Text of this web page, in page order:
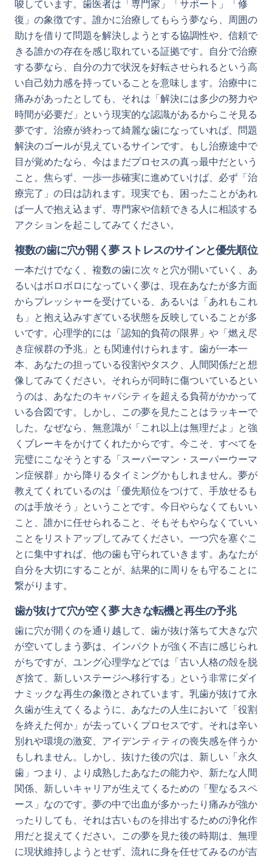
唆しています。歯医者は「専門家」「サポート」「修
復」の象徴です。誰かに治療してもらう夢なら、周囲の
助けを借りて問題を解決しようとする協調性や、信頼で
きる誰かの存在を感じ取れている証拠です。自分で治療
する夢なら、自分の力で状況を好転させられるという高
い自己効力感を持っていることを意味します。治療中に
痛みがあったとしても、それは「解決には多少の努力や
時間が必要だ」という現実的な認識があるからこそ見る
夢です。治療が終わって綺麗な歯になっていれば、問題
解決のゴールが見えているサインです。もし治療途中で
目が覚めたなら、今はまだプロセスの真っ最中だという
こと。焦らず、一歩一歩確実に進めていけば、必ず「治
療完了」の日は訪れます。現実でも、困ったことがあれ
ば一人で抱え込まず、専門家や信頼できる人に相談する
アクションを起こしてみてください。
複数の歯に穴が開く夢 ストレスのサインと優先順位
一本だけでなく、複数の歯に次々と穴が開いていく、あ
るいはボロボロになっていく夢は、現在あなたが多方面
からプレッシャーを受けている、あるいは「あれもこれ
も」と抱え込みすぎている状態を反映していることが多
いです。心理学的には「認知的負荷の限界」や「燃え尽
き症候群の予兆」とも関連付けられます。歯が一本一
本、あなたの担っている役割やタスク、人間関係だと想
像してみてください。それらが同時に傷ついているとい
うのは、あなたのキャパシティを超える負荷がかかって
いる合図です。しかし、この夢を見たことはラッキーで
した。なぜなら、無意識が「これ以上は無理だよ」と強
くブレーキをかけてくれたからです。今こそ、すべてを
完璧にこなそうとする「スーパーマン・スーパーウーマ
ン症候群」から降りるタイミングかもしれません。夢が
教えてくれているのは「優先順位をつけて、手放せるも
のは手放そう」ということです。今日やらなくてもいい
こと、誰かに任せられること、そもそもやらなくていい
ことをリストアップしてみてください。一つ穴を塞ぐこ
とに集中すれば、他の歯も守られていきます。あなたが
自分を大切にすることが、結果的に周りをも守ることに
繋がります。
歯が抜けて穴が空く夢 大きな転機と再生の予兆
歯に穴が開くのを通り越して、歯が抜け落ちて大きな穴
が空いてしまう夢は、インパクトが強く不吉に感じられ
がちですが、ユング心理学などでは「古い人格の殻を脱
ぎ捨て、新しいステージへ移行する」という非常にダイ
ナミックな再生の象徴とされています。乳歯が抜けて永
久歯が生えてくるように、あなたの人生において「役割
を終えた何か」が去っていくプロセスです。それは辛い
別れや環境の激変、アイデンティティの喪失感を伴うか
もしれません。しかし、抜けた後の穴は、新しい「永久
歯」つまり、より成熟したあなたの能力や、新たな人間
関係、新しいキャリアが生えてくるための「聖なるスペ
ース」なのです。夢の中で出血が多かったり痛みが強か
ったりしても、それは古いものを排出するための浄化作
用だと捉えてください。この夢を見た後の時期は、無理
に現状維持しようとせず、流れに身を任せてみるのが吉